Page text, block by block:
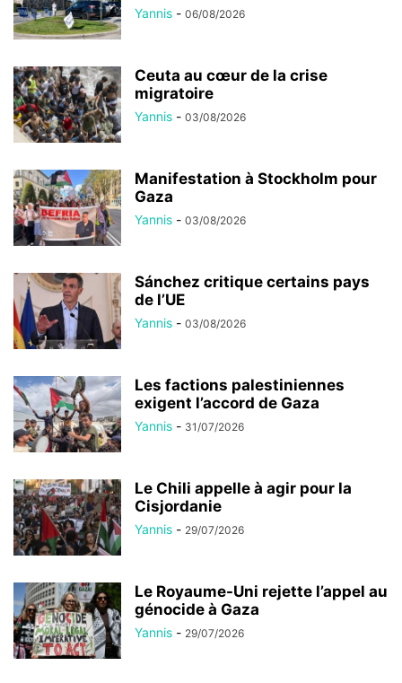
Yannis - 06/08/2026
Ceuta au cœur de la crise
migratoire
Yannis - 03/08/2026
Manifestation à Stockholm pour
Gaza
Yannis - 03/08/2026
Sánchez critique certains pays
de l’UE
Yannis - 03/08/2026
Les factions palestiniennes
exigent l’accord de Gaza
Yannis - 31/07/2026
Le Chili appelle à agir pour la
Cisjordanie
Yannis - 29/07/2026
Le Royaume-Uni rejette l’appel au
génocide à Gaza
Yannis - 29/07/2026